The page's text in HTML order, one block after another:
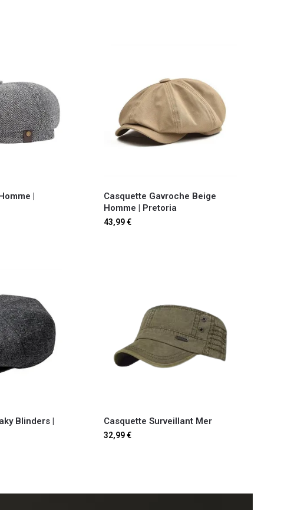
|
Casquette Gavroche Beige
Homme | Pretoria
43,99€
Blinders​ |
Casquette Surveillant Mer​
32,99€